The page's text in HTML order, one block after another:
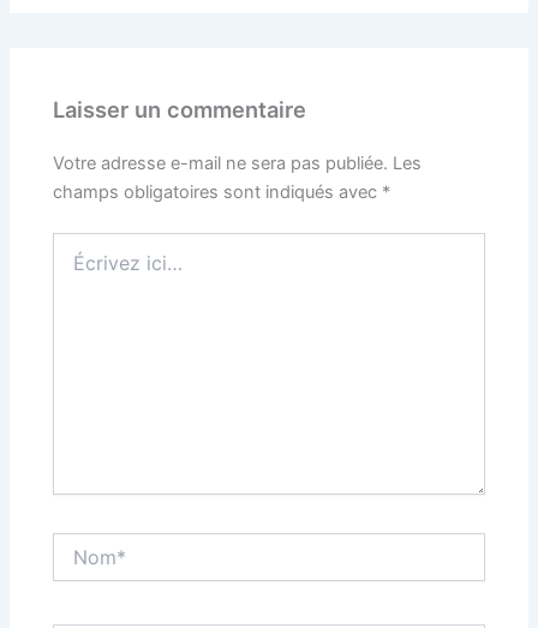
Laisser un commentaire
Votre adresse e-mail ne sera pas publiée. Les
champs obligatoires sont indiqués avec *
ici…